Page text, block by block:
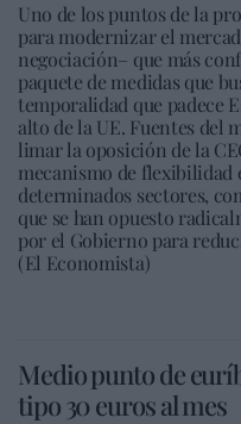
Uno de los puntos de la
para modernizar el
negociación– que más
paquete de medidas que
temporalidad que padece
alto de la UE. Fuentes del
limar la oposición de la
mecanismo de flexibilidad
determinados sectores,
que se han opuesto
por el Gobierno para
(El Economista)
Medio punto de
tipo 30 euros al mes